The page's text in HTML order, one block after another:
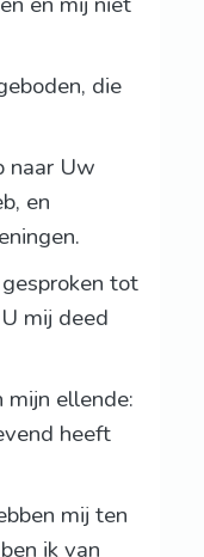
die
naar Uw
en
tot
mij deed
ellende:
heeft
mij ten
ik van